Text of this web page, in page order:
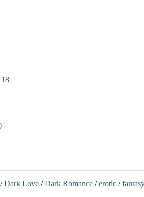
/Dark Love /Dark Romance /erotic /